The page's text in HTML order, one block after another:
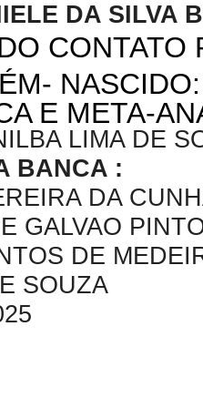
DA SILVA
CONTATO
E META-
LIMA DE
BANCA :
DA
GALVAO
DE
SOUZA